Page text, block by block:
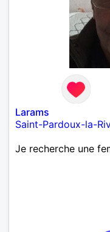
Larams
Saint-Pardoux-la-
Je recherche une